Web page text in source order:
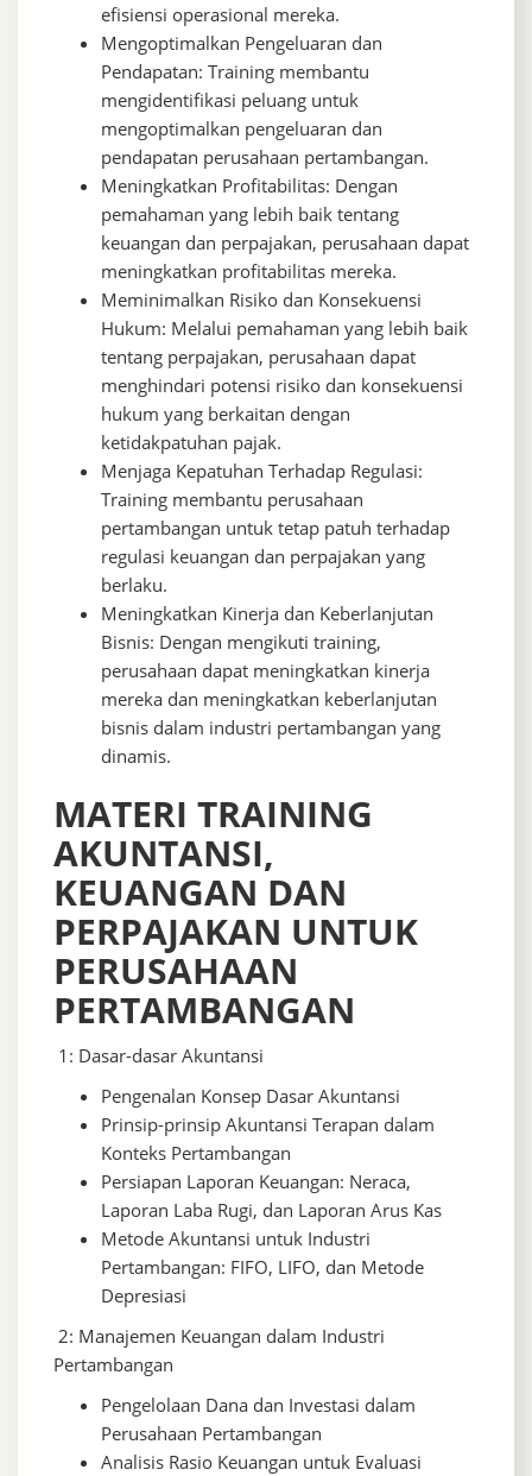
efisiensi operasional mereka.
Mengoptimalkan Pengeluaran dan
Pendapatan: Training membantu
mengidentifikasi peluang untuk
mengoptimalkan pengeluaran dan
pendapatan perusahaan pertambangan.
Meningkatkan Profitabilitas: Dengan
pemahaman yang lebih baik tentang
keuangan dan perpajakan, perusahaan dapat
meningkatkan profitabilitas mereka.
Meminimalkan Risiko dan Konsekuensi
Hukum: Melalui pemahaman yang lebih baik
tentang perpajakan, perusahaan dapat
menghindari potensi risiko dan konsekuensi
hukum yang berkaitan dengan
ketidakpatuhan pajak.
Menjaga Kepatuhan Terhadap Regulasi:
Training membantu perusahaan
pertambangan untuk tetap patuh terhadap
regulasi keuangan dan perpajakan yang
berlaku.
Meningkatkan Kinerja dan Keberlanjutan
Bisnis: Dengan mengikuti training,
perusahaan dapat meningkatkan kinerja
mereka dan meningkatkan keberlanjutan
bisnis dalam industri pertambangan yang
dinamis.
MATERI TRAINING
AKUNTANSI,
KEUANGAN DAN
PERPAJAKAN UNTUK
PERUSAHAAN
PERTAMBANGAN
1: Dasar-dasar Akuntansi
Pengenalan Konsep Dasar Akuntansi
Prinsip-prinsip Akuntansi Terapan dalam
Konteks Pertambangan
Persiapan Laporan Keuangan: Neraca,
Laporan Laba Rugi, dan Laporan Arus Kas
Metode Akuntansi untuk Industri
Pertambangan: FIFO, LIFO, dan Metode
Depresiasi
2: Manajemen Keuangan dalam Industri
Pertambangan
Pengelolaan Dana dan Investasi dalam
Perusahaan Pertambangan
Analisis Rasio Keuangan untuk Evaluasi